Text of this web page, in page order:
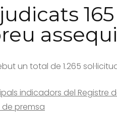
un total de 1.265
indicadors del Registre
de premsa